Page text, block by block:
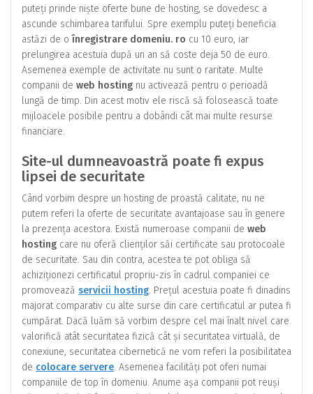
puteți prinde niște oferte bune de hosting, se dovedesc a
ascunde schimbarea tarifului. Spre exemplu puteți beneficia
astăzi de oînregistrare domeniu. ro cu 10 euro, iar
prelungirea acestuia după un an să coste deja 50 de euro.
Asemenea exemple de activitate nu sunt o raritate. Multe
companii de web hosting nu activează pentru o perioadă
lungă de timp. Din acest motiv ele riscă să folosească toate
mijloacele posibile pentru a dobândi cât mai multe resurse
financiare.
Site-ul dumneavoastră poate fi expus
lipsei de securitate
Când vorbim despre un hosting de proastă calitate, nu ne
putem referi la oferte de securitate avantajoase sau în genere
la prezența acestora. Există numeroase companii de web
hosting care nu oferă clienților săi certificate sau protocoale
de securitate. Sau din contra, acestea te pot obliga să
achiziționezi certificatul propriu-zis în cadrul companiei ce
promovează servicii hosting. Prețul acestuia poate fi dinadins
majorat comparativ cu alte surse din care certificatul ar putea fi
cumpărat. Dacă luăm să vorbim despre cel mai înalt nivel care
valorifică atât securitatea fizică cât și securitatea virtuală, de
conexiune, securitatea cibernetică ne vom referi la posibilitatea
de colocare servere. Asemenea facilități pot oferi numai
companiile de top în domeniu. Anume așa companii pot reuși